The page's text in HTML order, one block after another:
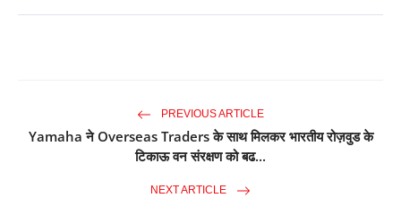
PREVIOUS ARTICLE
Yamaha ने Overseas Traders के साथ मिलकर भारतीय रोज़वुड के
टिकाऊ वन संरक्षण को बढ...
NEXT ARTICLE